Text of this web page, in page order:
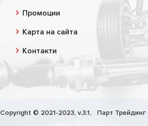
Промоции
Карта на сайта
Контакти
Copyright © 2021-2023, v.3.1, Парт